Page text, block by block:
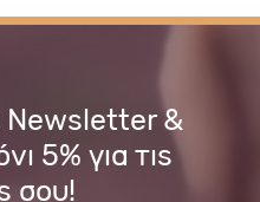
Newsletter &
5% για τις
σου!